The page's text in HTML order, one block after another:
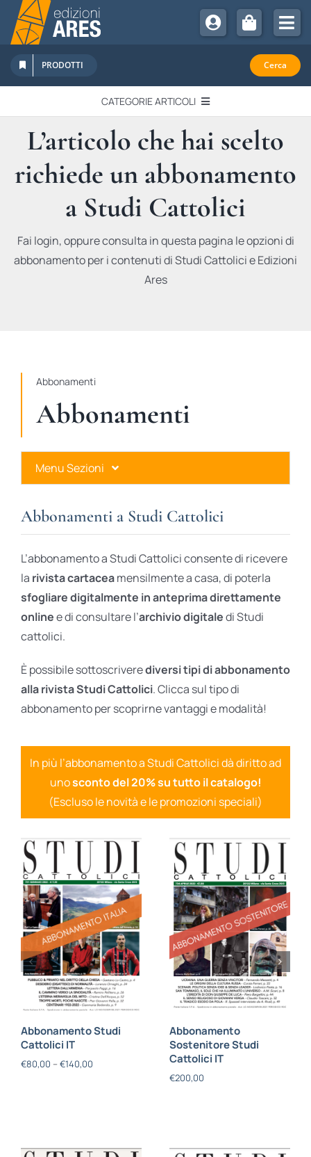
Salta
contenuto
Chi Siamo
Sostienici
Abbonamenti
Promozioni
Newsletter
PRODOTTI Cerca
CATEGORIE ARTICOLI
EDITORIALI
IN QUESTO NUMERO
RECENSIONI
L’articolo che hai scelto
richiede un abbonamento
a Studi Cattolici
Fai login, oppure consulta in questa pagina le opzioni di
abbonamento per i contenuti di Studi Cattolici e Edizioni
Ares
Abbonamenti
Abbonamenti
Menu Sezioni
Ares Gold
Ares Digital
Ares Gift Card
Abbonamenti a Studi Cattolici
L’abbonamento a Studi Cattolici consente di ricevere
la rivista cartaceamensilmente a casa, di poterla
sfogliare digitalmente in anteprima direttamente
onlinee di consultare l’archivio digitaledi Studi
cattolici.
È possibile sottoscriverediversi tipi di abbonamento
alla rivista Studi Cattolici. Clicca sul tipo di
abbonamento per scoprirne vantaggi e modalità!
In più l’abbonamento a Studi Cattolici dà diritto ad
unosconto del 20% su tutto il catalogo!
(Escluso le novità e le promozioni speciali)
Abbonamento Studi
Cattolici IT
€80,00 – €140,00
Abbonamento
Sostenitore Studi
Cattolici IT
€200,00